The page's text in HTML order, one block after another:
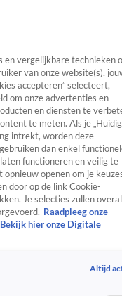
TV Algemeen
Tip
RealityCrimeVideo's
en vergelijkbare technieken
van onze website(s),
accepteren” selecteert,
om onze advertenties en
en diensten te
te meten. Als je
intrekt, worden deze
dan enkel
functioneren en veilig te
opnieuw openen om je
door op de link Cookie-
Je selecties zullen overal
Raadpleeg onze
Bekijk hier onze Digitale
Altijd